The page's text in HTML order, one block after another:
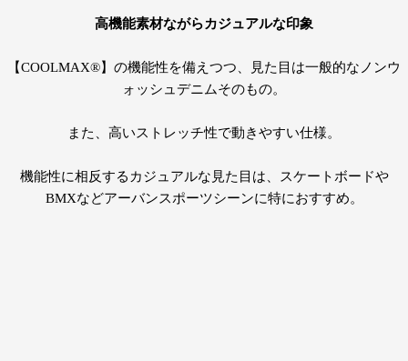
高機能素材ながらカジュアルな印象
【COOLMAX®︎】の機能性を備えつつ、見た目は一般的なノンウ
ォッシュデニムそのもの。
また、高いストレッチ性で動きやすい仕様。
機能性に相反するカジュアルな見た目は、スケートボードや
BMXなどアーバンスポーツシーンに特におすすめ。